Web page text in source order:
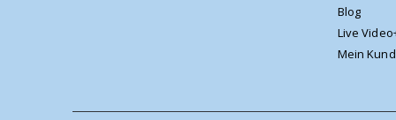
Blog
Live
Mein